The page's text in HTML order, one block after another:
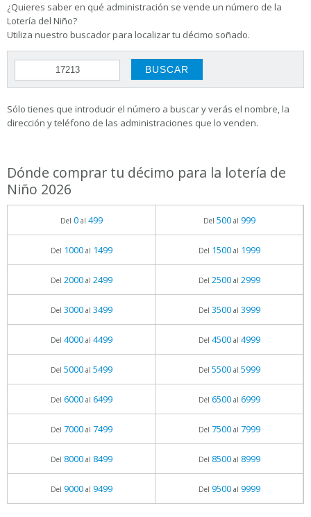
¿Quieres saber en qué administración se vende un número de la
Lotería del Niño?
Utiliza nuestro buscador para localizar tu décimo soñado.
Sólo tienes que introducir el número a buscar y verás el nombre, la
dirección y teléfono de las administraciones que lo venden.
Dónde comprar tu décimo para la lotería de
Niño 2026
Del 0al 499 Del 500al 999
Del 1000al 1499 Del 1500al 1999
Del 2000al 2499 Del 2500al 2999
Del 3000al 3499 Del 3500al 3999
Del 4000al 4499 Del 4500al 4999
Del 5000al 5499 Del 5500al 5999
Del 6000al 6499 Del 6500al 6999
Del 7000al 7499 Del 7500al 7999
Del 8000al 8499 Del 8500al 8999
Del 9000al 9499 Del 9500al 9999